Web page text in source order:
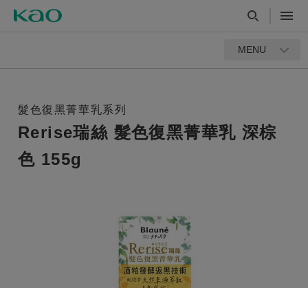
MENU
髮色復黑菁華乳系列
Rerise瑞絲 髮色復黑菁華乳 深棕
色 155g